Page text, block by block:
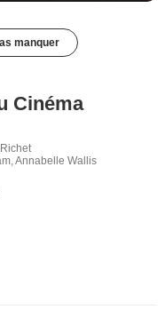
manquer
Cinéma
Annabelle Wallis